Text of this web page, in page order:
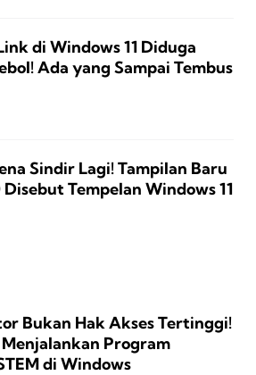
di Windows 11 Diduga
Ada yang Sampai Tembus
Sindir Lagi! Tampilan Baru
Tempelan Windows 11
Bukan Hak Akses Tertinggi!
Program
di Windows